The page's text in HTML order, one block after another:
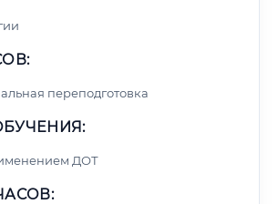
переподготовка
ДОТ